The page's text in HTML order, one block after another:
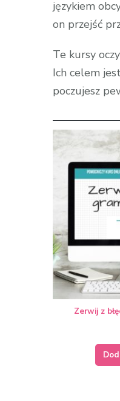
językiem
on przejść
Te kursy
Ich celem
poczujesz
Zerwij z